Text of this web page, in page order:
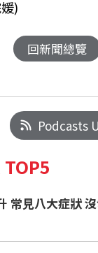
)
回新聞總覽
Podcasts